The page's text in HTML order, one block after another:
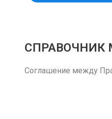
СПРАВОЧНИК
Соглашение между